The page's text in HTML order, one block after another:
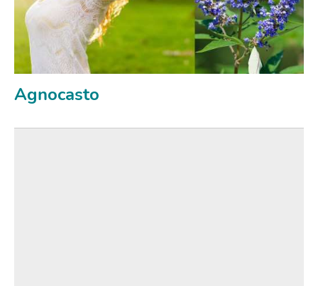
Agnocasto